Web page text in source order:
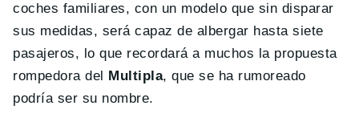
coches familiares, con un modelo que sin disparar
sus medidas, será capaz de albergar hasta siete
pasajeros, lo que recordará a muchos la propuesta
rompedora del Multipla, que se ha rumoreado
podría ser su nombre.